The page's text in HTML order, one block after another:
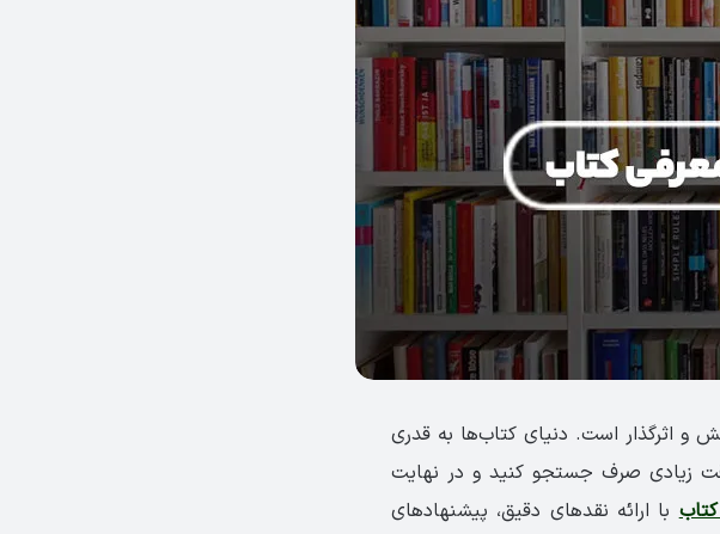
و اثرگذار است. دنیای کتاب‌ها به قدری
زیادی صرف جستجو کنید و در نهایت
با ارائه نقدهای دقیق، پیشنهادهای